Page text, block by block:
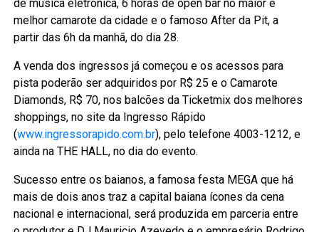
de música eletrônica, 6 horas de open bar no maior e
melhor camarote da cidade e o famoso After da Pit, a
partir das 6h da manhã, do dia 28.
A venda dos ingressos já começou e os acessos para
pista poderão ser adquiridos por R$ 25 e o Camarote
Diamonds, R$ 70, nos balcões da Ticketmix dos melhores
shoppings, no site da Ingresso Rápido
(www.ingressorapido.com.br), pelo telefone 4003-1212, e
ainda na THE HALL, no dia do evento.
Sucesso entre os baianos, a famosa festa MEGA que há
mais de dois anos traz a capital baiana ícones da cena
nacional e internacional, será produzida em parceria entre